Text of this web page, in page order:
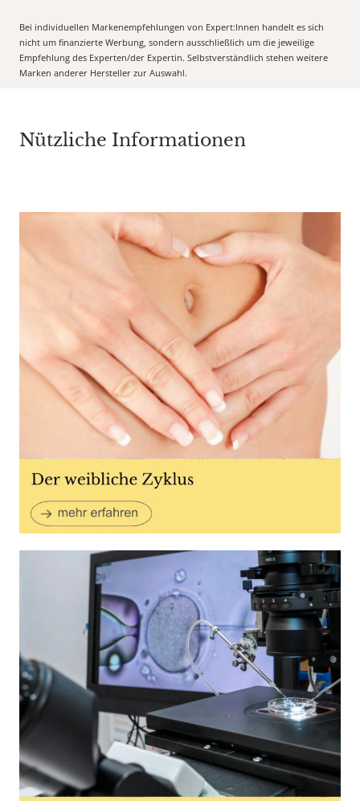
Bei individuellen Markenempfehlungen von Expert:Innen handelt es sich
nicht um finanzierte Werbung, sondern ausschließlich um die jeweilige
Empfehlung des Experten/der Expertin. Selbstverständlich stehen weitere
Marken anderer Hersteller zur Auswahl.
Nützliche Informationen